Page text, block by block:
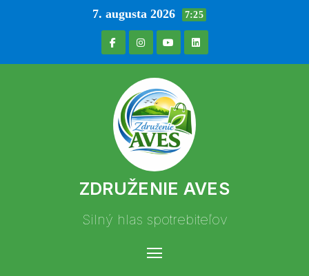
7. augusta 2026 7:25
ZDRUŽENIE AVES
Silný hlas spotrebiteľov